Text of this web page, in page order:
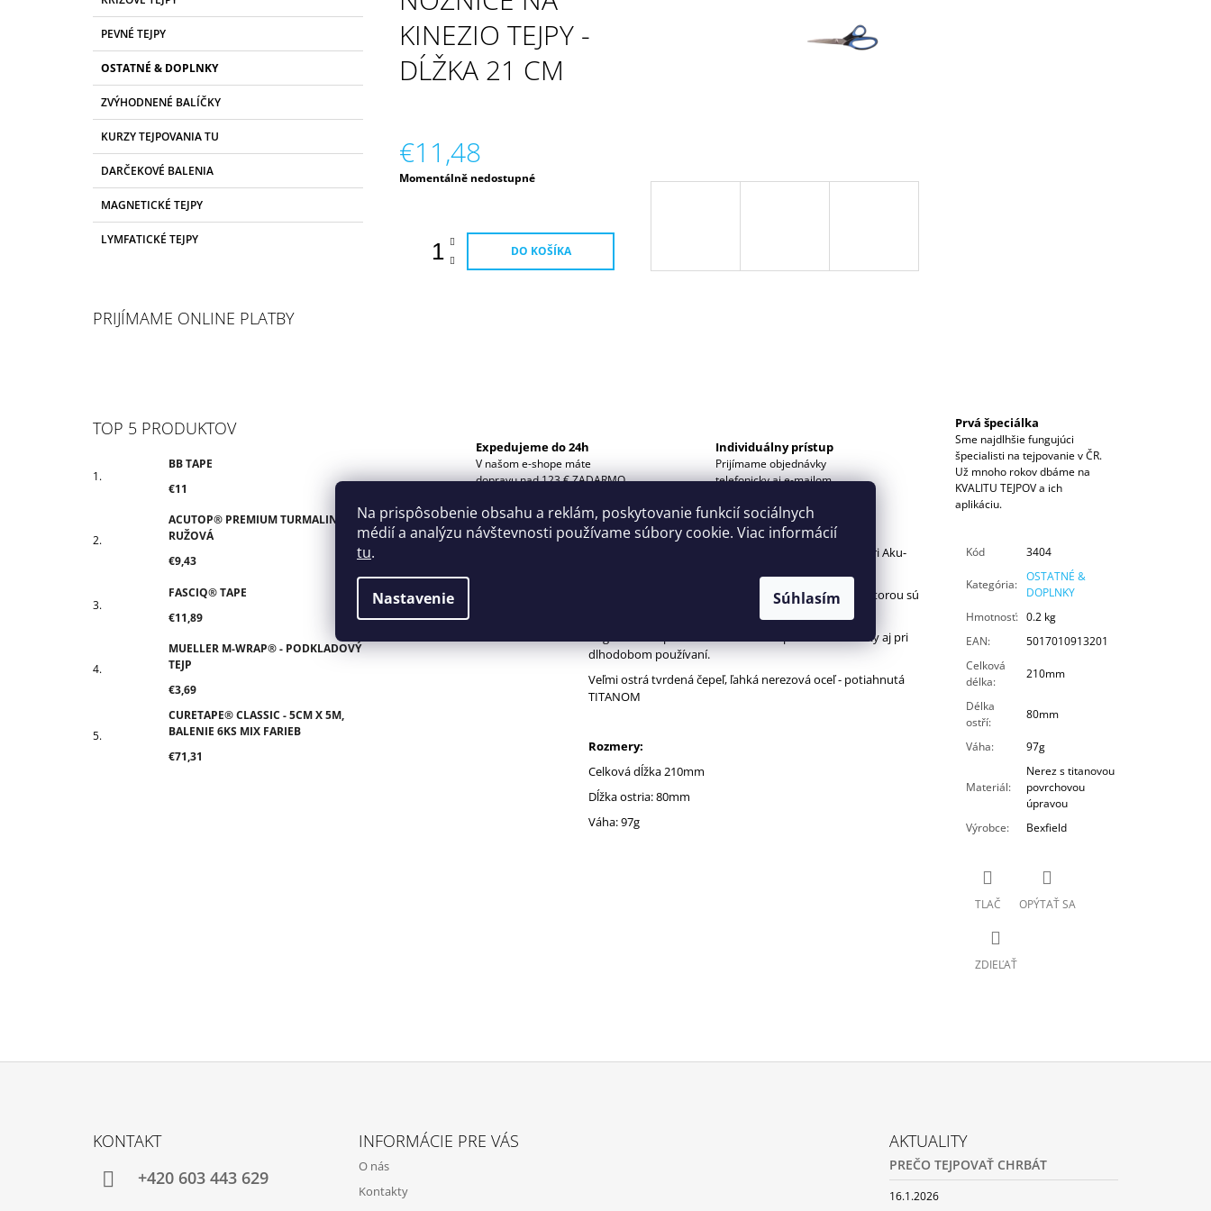
Na prispôsobenie obsahu a reklám, poskytovanie funkcií sociálnych
médií a analýzu návštevnosti používame súbory cookie. Viac informácií
tu.
Nastavenie Súhlasím
G
Ó
R
E
PEVNÉ TEJPY
OSTATNÉ & DOPLNKY
ZVÝHODNENÉ BALÍČKY
KURZY TEJPOVANIA TU
DARČEKOVÉ BALENIA
MAGNETICKÉ TEJPY
LYMFATICKÉ TEJPY
PRIJÍMAME ONLINE PLATBY
TOP 5 PRODUKTOV
BB TAPE
€11
ACUTOP® PREMIUM TURMALIN-
RUŽOVÁ
€9,43
FASCIQ® TAPE
€11,89
MUELLER M-WRAP® - PODKLADOVÝ
TEJP
€3,69
CURETAPE® CLASSIC - 5CM X 5M,
BALENIE 6KS MIX FARIEB
€71,31
KINEZIO TEJPY -
DĹŽKA 21 CM
€11,48
Jednotková
Momentálně nedostupné
DO KOŠÍKA
Expedujeme do 24h
V našom e-shope máte
dopravu nad 123 € ZADARMO.
Individuálny prístup
Prijímame objednávky
telefonicky aj e-mailom
Prvá špeciálka
Sme najdlhšie fungujúci
špecialisti na tejpovanie v ČR.
Už mnoho rokov dbáme na
KVALITU TEJPOV a ich
aplikáciu.
DISKUSIA
Špeciálne nožnice Titanium sú ideálnym nástrojom pri Aku-
Nožnice strihajú presne a čisto. Vďaka vrstve titánu, ktorou sú
Pogumované plastové rukoväte idú pohodlne do ruky aj pri
dlhodobom používaní.
Veľmi ostrá tvrdená čepeľ, ľahká nerezová oceľ - potiahnutá
TITANOM
Rozmery:
Celková dĺžka 210mm
Dĺžka ostria: 80mm
Váha: 97g
Kód 3404
Kategória:
OSTATNÉ &
DOPLNKY
Hmotnosť: 0.2 kg
EAN:
5017010913201
Celková
délka:
210mm
Délka
ostří:
80mm
Váha: 97g
Materiál:
Nerez s titanovou
povrchovou
úpravou
Výrobce: Bexfield
TLAČ OPÝTAŤ SA
ZDIEĽAŤ
€9,43
KONTAKT
+420 603 443 629
INFORMÁCIE PRE VÁS
O nás
Kontakty
AKTUALITY
PREČO TEJPOVAŤ CHRBÁT
16.1.2026